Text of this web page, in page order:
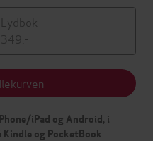
Lydbok
349,-
iPad og Android, i
Kindle og PocketBook